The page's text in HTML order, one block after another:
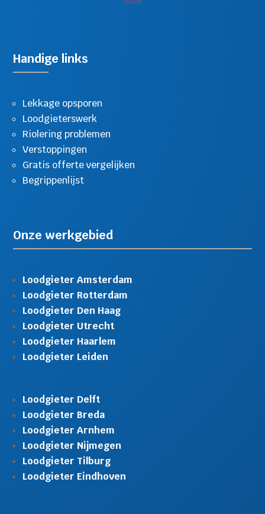
Handige links
Lekkage opsporen
Loodgieterswerk
Riolering problemen
Verstoppingen
Gratis offerte vergelijken
Begrippenlijst
Onze werkgebied
Loodgieter Amsterdam
Loodgieter Rotterdam
Loodgieter Den Haag
Loodgieter Utrecht
Loodgieter Haarlem
Loodgieter Leiden
Loodgieter Delft
Loodgieter Breda
Loodgieter Arnhem
Loodgieter Nijmegen
Loodgieter Tilburg
Loodgieter Eindhoven